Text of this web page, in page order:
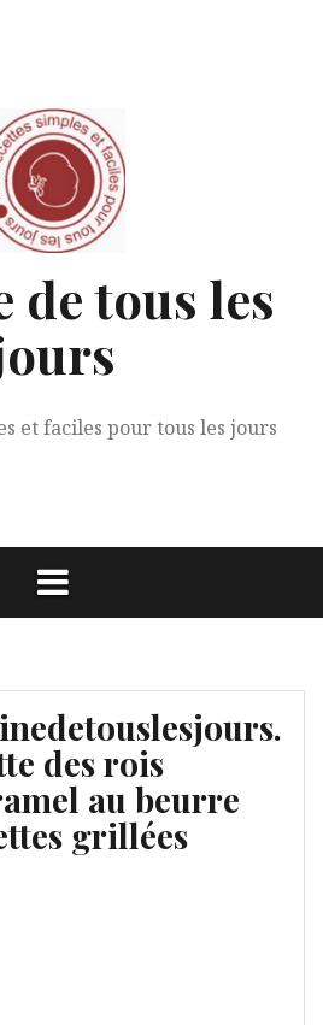
de tous les
et faciles pour tous les jours
des rois
au beurre
grillées